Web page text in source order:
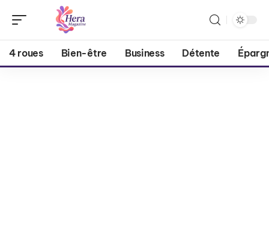
4 roues Bien-être Business Détente